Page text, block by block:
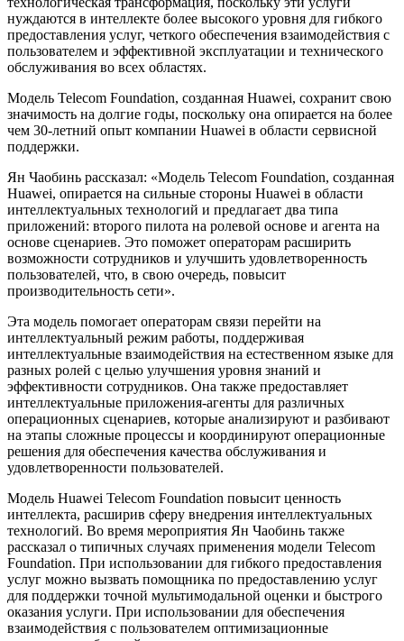
нуждаются в интеллекте более высокого уровня для гибкого
предоставления услуг, четкого обеспечения взаимодействия с
пользователем и эффективной эксплуатации и технического
обслуживания во всех областях.
Модель Telecom Foundation, созданная Huawei, сохранит свою
значимость на долгие годы, поскольку она опирается на более
чем 30-летний опыт компании Huawei в области сервисной
поддержки.
Ян Чаобинь рассказал: «Модель Telecom Foundation, созданная
Huawei, опирается на сильные стороны Huawei в области
интеллектуальных технологий и предлагает два типа
приложений: второго пилота на ролевой основе и агента на
основе сценариев. Это поможет операторам расширить
возможности сотрудников и улучшить удовлетворенность
пользователей, что, в свою очередь, повысит
производительность сети».
Эта модель помогает операторам связи перейти на
интеллектуальный режим работы, поддерживая
интеллектуальные взаимодействия на естественном языке для
разных ролей с целью улучшения уровня знаний и
эффективности сотрудников. Она также предоставляет
интеллектуальные приложения-агенты для различных
операционных сценариев, которые анализируют и разбивают
на этапы сложные процессы и координируют операционные
решения для обеспечения качества обслуживания и
удовлетворенности пользователей.
Модель Huawei Telecom Foundation повысит ценность
интеллекта, расширив сферу внедрения интеллектуальных
технологий. Во время мероприятия Ян Чаобинь также
рассказал о типичных случаях применения модели Telecom
Foundation. При использовании для гибкого предоставления
услуг можно вызвать помощника по предоставлению услуг
для поддержки точной мультимодальной оценки и быстрого
оказания услуги. При использовании для обеспечения
взаимодействия с пользователем оптимизационные